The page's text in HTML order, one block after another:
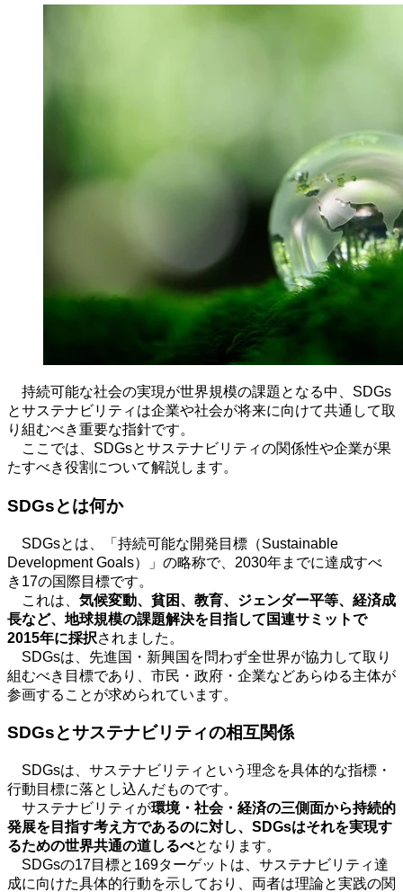
持続可能な社会の実現が世界規模の課題となる中、 SDGs
とサステナビリティは企業や社会が将来に向けて共通して取
り組むべき重要な指針です。
ここでは、 SDGsとサステナビリティの関係性や企業が果
たすべき役割について解説します。
SDGsとは何か
SDGsとは、「持続可能な開発目標（Sustainable
Development Goals）」の略称で、 2030年までに達成すべ
き 17の国際目標です。
これは、 気候変動、貧困、教育、ジェンダー平等、経済成
長など、地球規模の課題解決を目指して国連サミットで
2015年に採択されました。
SDGsは、先進国・新興国を問わず全世界が協力して取り
組むべき目標であり、市民・政府・企業などあらゆる主体が
参画することが求められています。
SDGsとサステナビリティの相互関係
SDGsは、サステナビリティという理念を具体的な指標・
行動目標に落とし込んだものです。
サステナビリティが環境・社会・経済の三側面から持続的
発展を目指す考え方であるのに対し、 SDGsはそれを実現す
るための世界共通の道しるべとなります。
SDGsの17目標と 169ターゲットは、サステナビリティ達
成に向けた具体的行動を示しており、両者は理論と実践の関